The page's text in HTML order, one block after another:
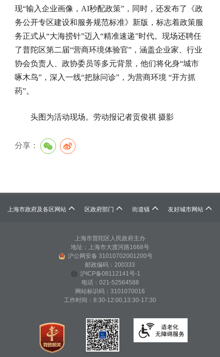
现“输入企业画像，AI秒配政策”，同时，还发布了《政
务公开专区建设和服务规范标准》新版，标志着政策服
务正式从“大海捞针”迈入“精准速递”时代。现场还聘任
了普陀区第二届“营商环境体验官”，涵盖企业家、行业
协会负责人、政协委员等多元背景，他们将化身“城市
啄木鸟”，深入一线“把脉问诊”，为营商环境 “开方抓
药”。
头图为活动现场。劳动报记者贡俊祺 摄影
分享：
上海市政府及各区网站  区政府部门  街道镇  友好城市网站 
上海市普陀区人民政府主办
地址：上海市大渡河路1668号
沪公网安备 31010702001200号
邮政编码：200333
沪ICP备08112141号-1
电话：021-52564588
网站标识码：3101070016
工作时间：8:30-12:00,13:30-17:30